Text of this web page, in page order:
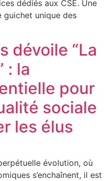
dédiés aux CSE. Une
guichet unique des
dévoile “La
: la
pour
sociale
les élus
évolution, où
s’enchaînent, il est